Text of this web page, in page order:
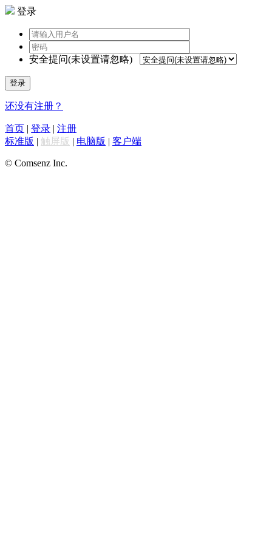
登录
安全提问(未设置请忽略)
登录
还没有注册？
首页 | 登录 | 注册
标准版 | 触屏版 | 电脑版 | 客户端
© Comsenz Inc.